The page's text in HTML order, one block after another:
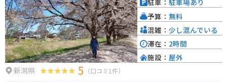
新潟県 5 （口コミ1件）
駐車： 駐車場あり
予算： 無料
混雑： 少し混んでいる
滞在： 2時間
施設： 屋外